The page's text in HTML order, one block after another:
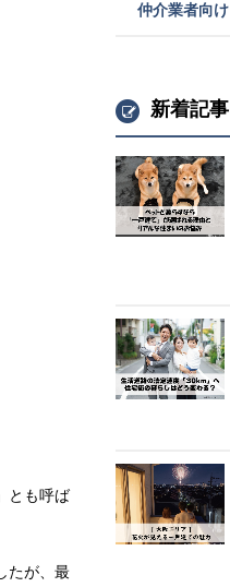
とも呼ば
たが、最
仲介業者向け
新着記事